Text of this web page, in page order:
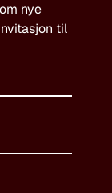
nye
til